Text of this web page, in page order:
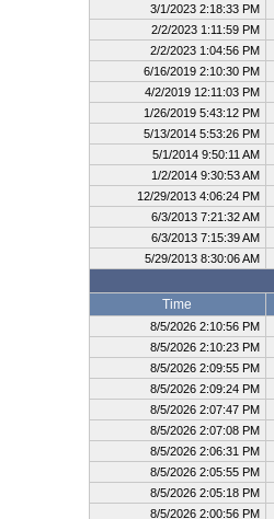
3/1/2023 2:18:33 PM
2/2/2023 1:11:59 PM
2/2/2023 1:04:56 PM
6/16/2019 2:10:30 PM
4/2/2019 12:11:03 PM
1/26/2019 5:43:12 PM
5/13/2014 5:53:26 PM
5/1/2014 9:50:11 AM
1/2/2014 9:30:53 AM
12/29/2013 4:06:24 PM
6/3/2013 7:21:32 AM
6/3/2013 7:15:39 AM
5/29/2013 8:30:06 AM
Time
8/5/2026 2:10:56 PM
8/5/2026 2:10:23 PM
8/5/2026 2:09:55 PM
8/5/2026 2:09:24 PM
8/5/2026 2:07:47 PM
8/5/2026 2:07:08 PM
8/5/2026 2:06:31 PM
8/5/2026 2:05:55 PM
8/5/2026 2:05:18 PM
8/5/2026 2:00:56 PM